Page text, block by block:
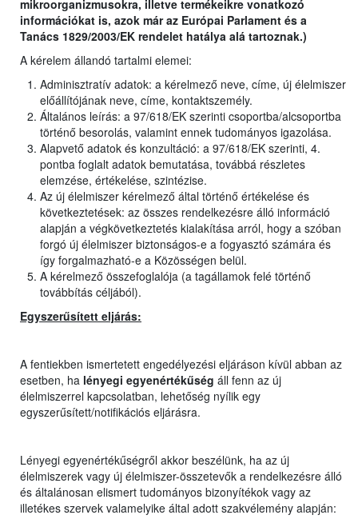
mikroorganizmusokra, illetve termékeikre vonatkozó
információkat is, azok már az Európai Parlament és a
Tanács 1829/2003/EK rendelet hatálya alá tartoznak.)
A kérelem állandó tartalmi elemei:
Adminisztratív adatok: a kérelmező neve, címe, új élelmiszer
előállítójának neve, címe, kontaktszemély.
Általános leírás: a 97/618/EK szerinti csoportba/alcsoportba
történő besorolás, valamint ennek tudományos igazolása.
Alapvető adatok és konzultáció: a 97/618/EK szerinti, 4.
pontba foglalt adatok bemutatása, továbbá részletes
elemzése, értékelése, szintézise.
Az új élelmiszer kérelmező által történő értékelése és
következtetések: az összes rendelkezésre álló információ
alapján a végkövetkeztetés kialakítása arról, hogy a szóban
forgó új élelmiszer biztonságos-e a fogyasztó számára és
így forgalmazható-e a Közösségen belül.
A kérelmező összefoglalója (a tagállamok felé történő
továbbítás céljából).
Egyszerűsített eljárás:
A fentiekben ismertetett engedélyezési eljáráson kívül abban az
esetben, ha lényegi egyenértékűség áll fenn az új
élelmiszerrel kapcsolatban, lehetőség nyílik egy
egyszerűsített/notifikációs eljárásra.
Lényegi egyenértékűségről akkor beszélünk, ha az új
élelmiszerek vagy új élelmiszer-összetevők a rendelkezésre álló
és általánosan elismert tudományos bizonyítékok vagy az
illetékes szervek valamelyike által adott szakvélemény alapján: